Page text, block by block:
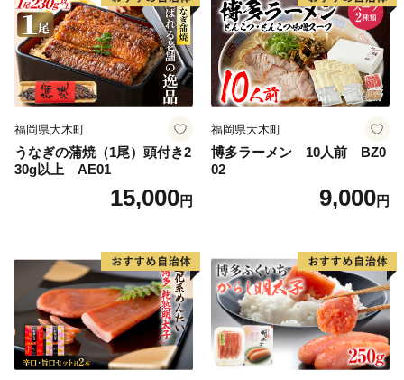
福岡県大木町
うなぎの蒲焼（1尾）頭付き2
30g以上 AE01
15,000円
福岡県大木町
博多ラーメン 10人前 BZ0
02
9,000円